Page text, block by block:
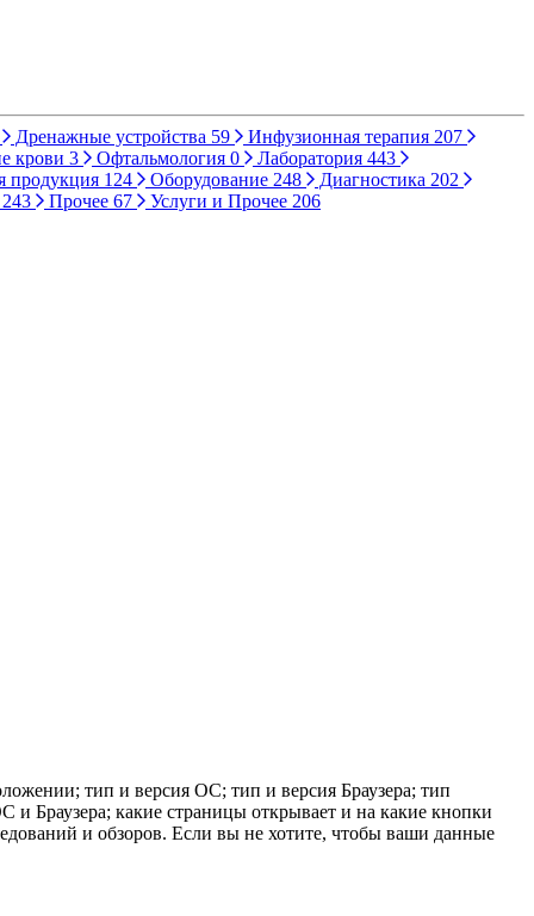
Дренажные устройства 59 Инфузионная терапия 207
крови 3 Офтальмология 0 Лаборатория 443
продукция 124 Оборудование 248 Диагностика 202
243 Прочее 67 Услуги и Прочее 206
тип и версия ОС; тип и версия Браузера; тип
и Браузера; какие страницы открывает и на какие кнопки
и обзоров. Если вы не хотите, чтобы ваши данные